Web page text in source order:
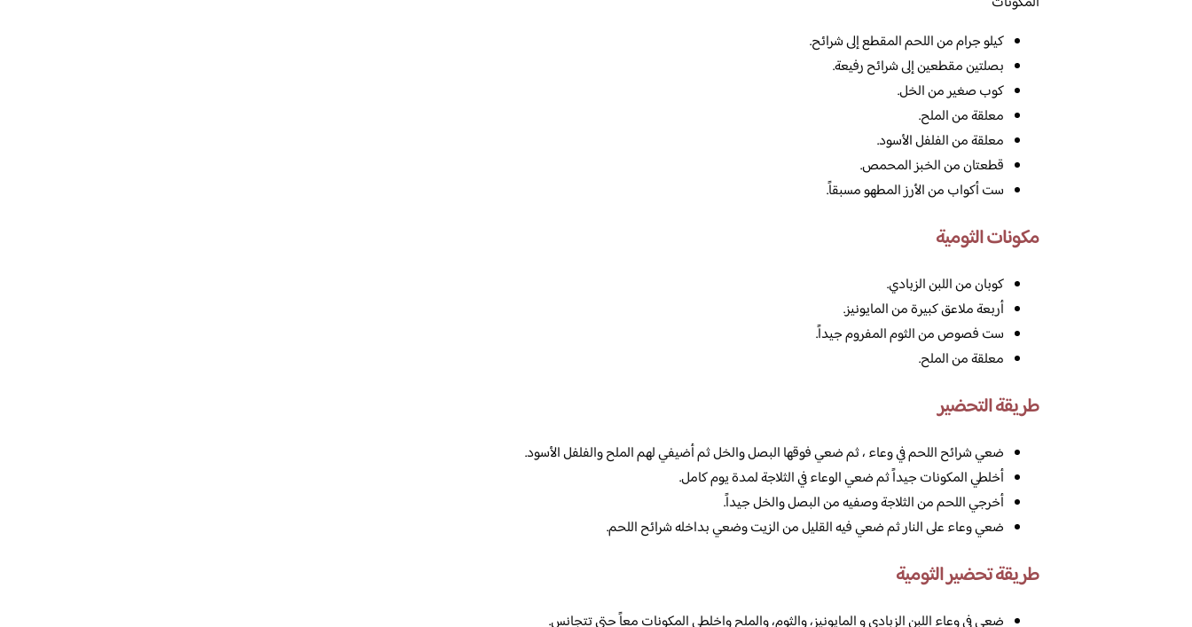
كيلو جرام من اللحم المقطع إلى شرائح.
بصلتين مقطعين إلى شرائح رفيعة.
كوب صغير من الخل.
معلقة من الملح.
معلقة من الفلفل الأسود.
قطعتان من الخبز المحمص.
ست أكواب من الأرز المطهو مسبقاً.
مكونات الثومية
كوبان من اللبن الزبادي.
أربعة ملاعق كبيرة من المايونيز.
ست فصوص من الثوم المفروم جيداً.
معلقة من الملح.
طريقة التحضير
ضعي شرائح اللحم في وعاء ، ثم ضعي فوقها البصل والخل ثم أضيفي لهم الملح والفلفل الأسود.
أخلطي المكونات جيداً ثم ضعي الوعاء في الثلاجة لمدة يوم كامل.
أخرجي اللحم من الثلاجة وصفيه من البصل والخل جيداً.
ضعي وعاء على النار ثم ضعي فيه القليل من الزيت وضعي بداخله شرائح اللحم.
طريقة تحضير الثومية